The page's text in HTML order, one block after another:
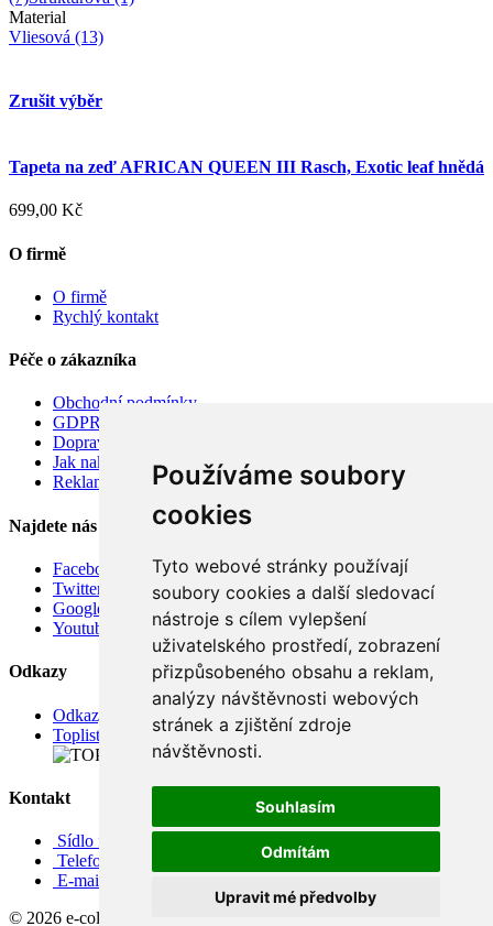
Používáme soubory
cookies
Tyto webové stránky používají
soubory cookies a další sledovací
nástroje s cílem vylepšení
uživatelského prostředí, zobrazení
přizpůsobeného obsahu a reklam,
analýzy návštěvnosti webových
stránek a zjištění zdroje
návštěvnosti.
Souhlasím
Odmítám
Upravit mé předvolby
Material
Vliesová (13)
Zrušit výběr
Tapeta na zeď AFRICAN QUEEN III Rasch, Exotic leaf hnědá
699,00 Kč
O firmě
O firmě
Rychlý kontakt
Péče o zákazníka
Obchodní podmínky
GDPR
Doprava
Jak nakupovat
Reklamace
Najdete nás
Facebook
Twitter
Google
Youtube
Odkazy
Odkazy
Toplist
Kontakt
Sídlo firmy: Boženy Němcové 739/1, Svitavy 568 02, CZ
Telefon: +420 608 449 590
E-mail: info@e-color.cz
© 2026 e-color.cz